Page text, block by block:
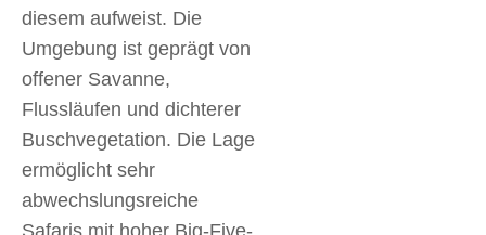
diesem aufweist. Die
Umgebung ist geprägt von
offener Savanne,
Flussläufen und dichterer
Buschvegetation. Die Lage
ermöglicht sehr
abwechslungsreiche
Safaris mit hoher Big-Five-